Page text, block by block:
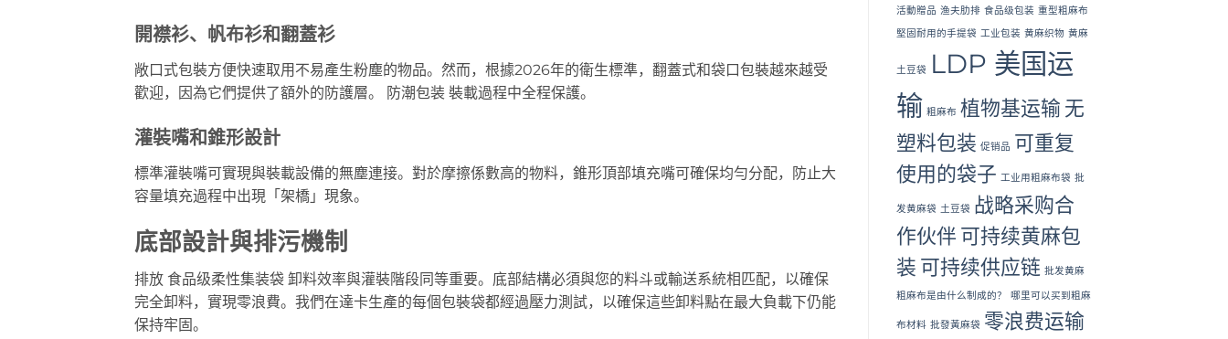
開襟衫、帆布衫和翻蓋衫
敞口式包裝方便快速取用不易產生粉塵的物品。然而，根據2026年的衛生標準，翻蓋式和袋口包裝越來越受
歡迎，因為它們提供了額外的防護層。
防潮包装 裝載過程中全程保護。
灌裝嘴和錐形設計
標準灌裝嘴可實現與裝載設備的無塵連接。對於摩擦係數高的物料，錐形頂部填充嘴可確保均勻分配，防止大
容量填充過程中出現「架橋」現象。
底部設計與排污機制
排放 食品级柔性集装袋 卸料效率與灌裝階段同等重要。底部結構必須與您的料斗或輸送系統相匹配，以確保
完全卸料，實現零浪費。我們在達卡生產的每個包裝袋都經過壓力測試，以確保這些卸料點在最大負載下仍能
保持牢固。
活動贈品 渔夫肋排 食品级包装 重型粗麻布
堅固耐用的手提袋 工业包装 黄麻织物 黄麻
土豆袋
LDP 美国运
输 粗麻布 植物基运输 无
塑料包装 促销品 可重复
使用的袋子 工业用粗麻布袋 批
发黄麻袋 土豆袋 战略采购合
作伙伴 可持续黄麻包
装 可持续供应链 批发黄麻
粗麻布是由什么制成的？ 哪里可以买到粗麻
布材料 批發黃麻袋 零浪费运输